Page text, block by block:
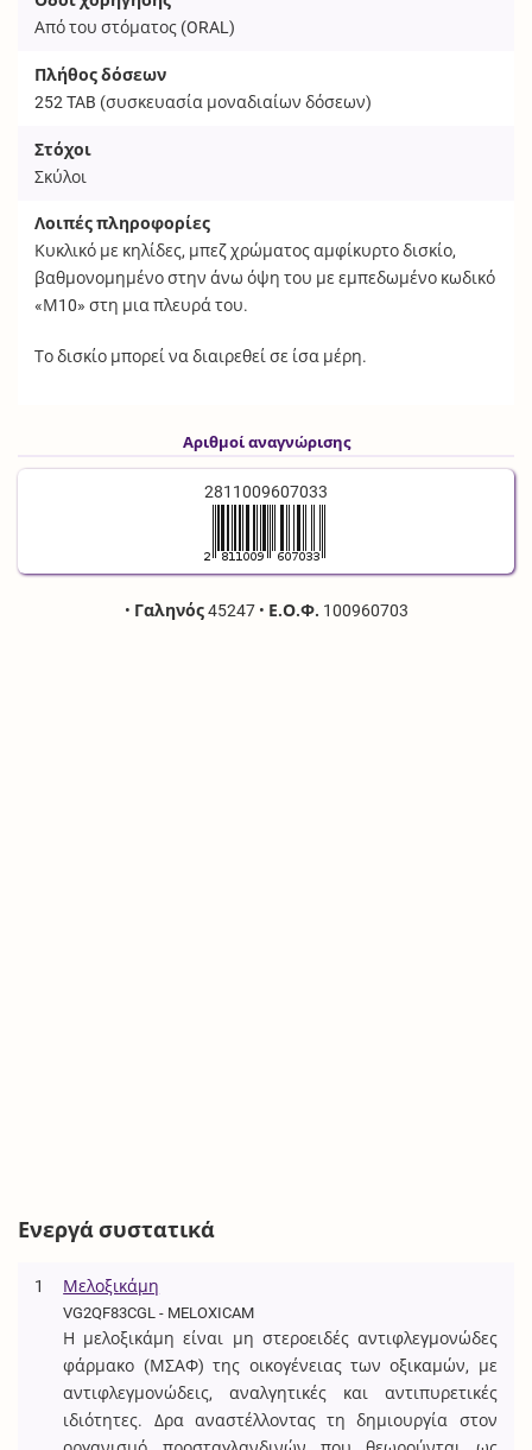
Από του στόματος (ORAL)
Πλήθος δόσεων
252TAB (συσκευασία μοναδιαίων δόσεων)
Στόχοι
Σκύλοι
Λοιπές πληροφορίες
Κυκλικό με κηλίδες, μπεζ χρώματος αμφίκυρτο δισκίο,
βαθμονομημένο στην άνω όψη του με εμπεδωμένο κωδικό
«Μ10» στη μια πλευρά του.
Το δισκίο μπορεί να διαιρεθεί σε ίσα μέρη.
Αριθμοί αναγνώρισης
2811009607033
• Γαληνός45247 • Ε.Ο.Φ. 100960703
Ενεργά συστατικά
1 Μελοξικάμη
VG2QF83CGL - MELOXICAM
Η μελοξικάμη είναι μη στεροειδές αντιφλεγμονώδες
φάρμακο (ΜΣΑΦ) της οικογένειας των οξικαμών, με
αντιφλεγμονώδεις, αναλγητικές και αντιπυρετικές
ιδιότητες. Δρα αναστέλλοντας τη δημιουργία στον